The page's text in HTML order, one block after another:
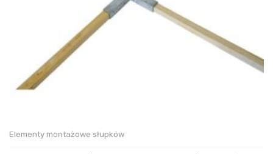
Elementy montażowe słupków